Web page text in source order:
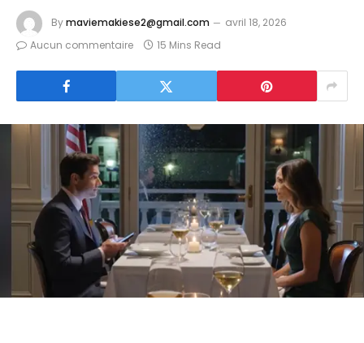
Bymaviemakiese2@gmail.com
avril 18, 2026
Aucun commentaire
15 Mins Read